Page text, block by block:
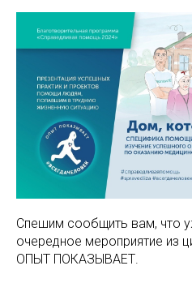
Спешим сообщить вам, что
очередное мероприятие из
ОПЫТ ПОКАЗЫВАЕТ.